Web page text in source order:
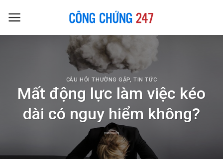
CÂU HỎI THƯỜNG GẶP,TIN TỨC
Mất động lực làm việc kéo
dài có nguy hiểm không?